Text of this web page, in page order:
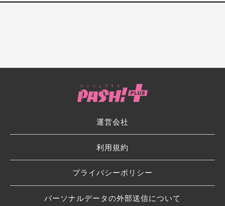
運営会社
利用規約
プライバシーポリシー
パーソナルデータの外部送信について